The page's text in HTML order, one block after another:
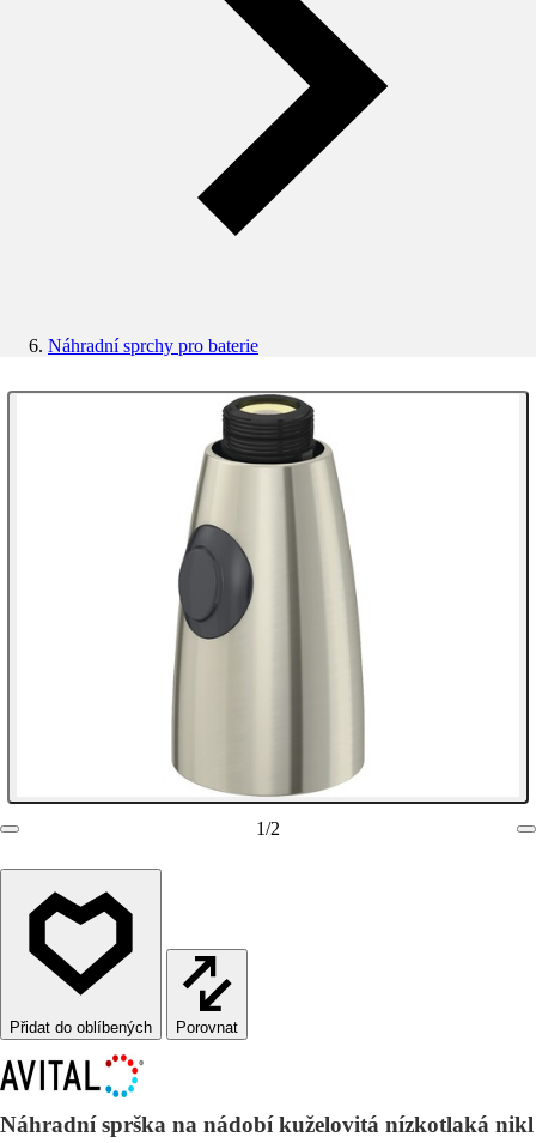
Náhradní sprchy pro baterie
1/2
Porovnat
Náhradní sprška na nádobí kuželovitá nízkotlaká nikl